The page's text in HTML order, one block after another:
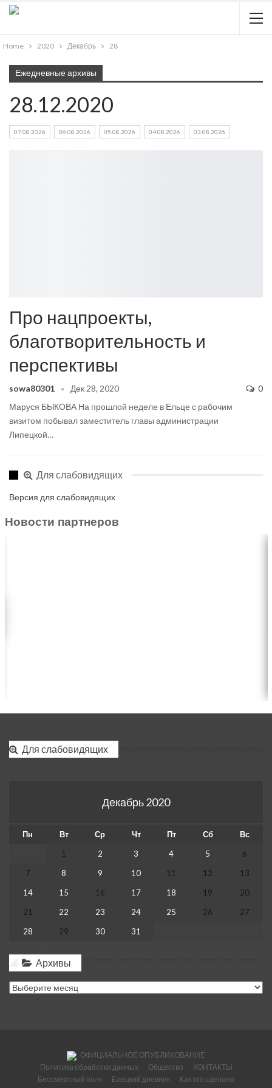
Home 2020 Декабрь 28
Ежедневные архивы
28.12.2020
07.08.2026 06.08.2026 05.08.2026 04.08.2026 03.08.2026
Про нацпроекты,
благотворительность и
перспективы
sowa80301 Дек 28, 2020
0
Маруся БЫКОВА На прошлой неделе в Ельце с рабочим
визитом побывал заместитель главы администрации
Липецкой…
Для слабовидящих
Версия для слабовидящих
Новости партнеров
Для слабовидящих
Декабрь 2020
Пн Вт Ср Чт Пт Сб
Вс
1
2 3 4 5
6
7
8 9 10 11 12
13
14
15 16 17 18 19
20
21
22 23 24 25 26
27
28
29 30
31
Архивы
Архивы
ОФИЦИАЛЬНОЕ ОПУБЛИКОВАНИЕ
Политика обработки данных
Общество
КОНТАКТЫ
Бессмертный полк
Елецкий дневник
Как это сделано